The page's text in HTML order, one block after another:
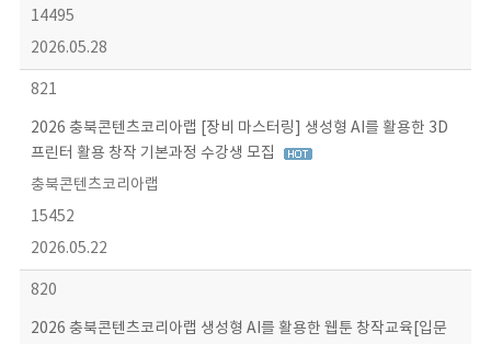
14495
2026.05.28
821
2026 충북콘텐츠코리아랩 [장비 마스터링] 생성형 AI를 활용한 3D
프린터 활용 창작 기본과정 수강생 모집
충북콘텐츠코리아랩
15452
2026.05.22
820
2026 충북콘텐츠코리아랩 생성형 AI를 활용한 웹툰 창작교육[입문